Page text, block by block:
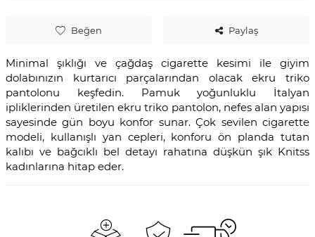
Beğen Paylaş
Minimal şıklığı ve çağdaş cigarette kesimi ile giyim
dolabınızın kurtarıcı parçalarından olacak ekru triko
pantolonu keşfedin. Pamuk yoğunluklu İtalyan
ipliklerinden üretilen ekru triko pantolon, nefes alan yapısı
sayesinde gün boyu konfor sunar. Çok sevilen cigarette
modeli, kullanışlı yan cepleri, konforu ön planda tutan
kalıbı ve bağcıklı bel detayı rahatına düşkün şık Knitss
kadınlarına hitap eder.